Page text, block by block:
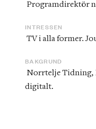
Programdirektör
INTRESSEN
TV i alla former.
BAKGRUND
digitalt.